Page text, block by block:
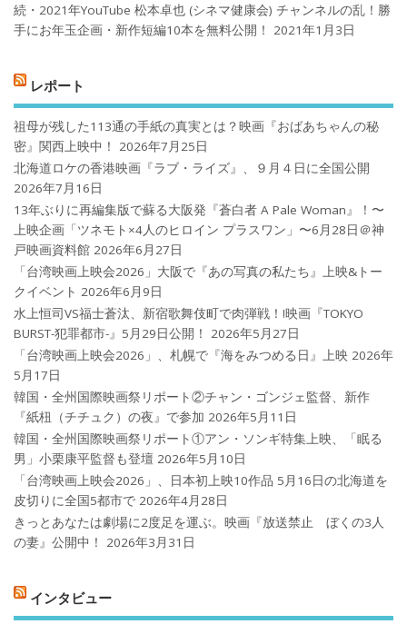
続・2021年YouTube 松本卓也 (シネマ健康会) チャンネルの乱！勝
手にお年玉企画・新作短編10本を無料公開！
2021年1月3日
レポート
祖母が残した113通の手紙の真実とは？映画『おばあちゃんの秘
密』関西上映中！
2026年7月25日
北海道ロケの香港映画『ラブ・ライズ』、９月４日に全国公開
2026年7月16日
13年ぶりに再編集版で蘇る大阪発『蒼白者 A Pale Woman』！〜
上映企画「ツネモト×4人のヒロイン プラスワン」〜6月28日＠神
戸映画資料館 2026年6月27日
「台湾映画上映会2026」大阪で『あの写真の私たち』上映&トー
クイベント 2026年6月9日
水上恒司VS福士蒼汰、新宿歌舞伎町で肉弾戦！!映画『TOKYO
BURST-犯罪都市-』5月29日公開！
2026年5月27日
「台湾映画上映会2026」、札幌で『海をみつめる日』上映 2026年
5月17日
韓国・全州国際映画祭リポート②チャン・ゴンジェ監督、新作
『紙杻（チチュク）の夜』で参加 2026年5月11日
韓国・全州国際映画祭リポート①アン・ソンギ特集上映、「眠る
男」小栗康平監督も登壇 2026年5月10日
「台湾映画上映会2026」、日本初上映10作品 5月16日の北海道を
皮切りに全国5都市で 2026年4月28日
きっとあなたは劇場に2度足を運ぶ。映画『放送禁止 ぼくの3人
の妻』公開中！
2026年3月31日
インタビュー